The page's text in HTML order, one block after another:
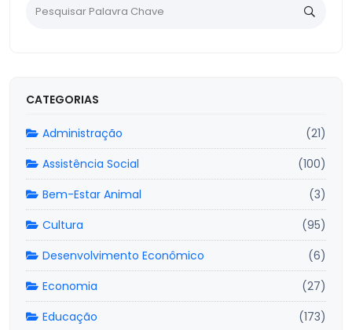
CATEGORIAS
Administração
(21)
Assistência Social
(100)
Bem-Estar Animal
(3)
Cultura
(95)
Desenvolvimento Econômico
(6)
Economia
(27)
Educação
(173)